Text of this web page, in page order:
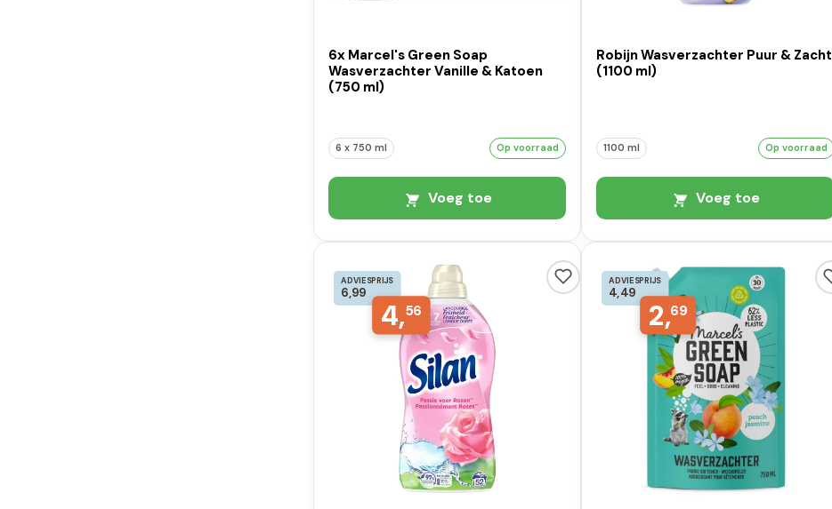
6x Marcel's Green Soap
Wasverzachter Vanille & Katoen
(750 ml)
6 x 750 ml Op voorraad
Voeg toe
Robijn Wasverzachter Puur & Zacht
(1100 ml)
1100 ml Op voorraad
Voeg toe
ADVIESPRIJS
6,99
4,56
ADVIESPRIJS
4,49
2,69